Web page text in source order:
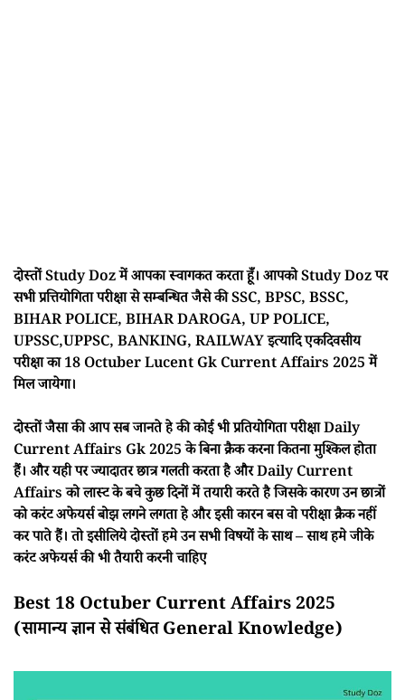
दोस्तों Study Doz में आपका स्वागकत करता हूँ। आपको Study Doz पर
सभी प्रत्तियोगिता परीक्षा से सम्बन्धित जैसे की SSC, BPSC, BSSC,
BIHAR POLICE, BIHAR DAROGA, UP POLICE,
UPSSC,UPPSC, BANKING, RAILWAY इत्यादि एकदिवसीय
परीक्षा का 18 Octuber Lucent Gk Current Affairs 2025 में
मिल जायेगा।
दोस्तों जैसा की आप सब जानते हे की कोई भी प्रतियोगिता परीक्षा Daily
Current Affairs Gk 2025 के बिना क्रैक करना कितना मुश्किल होता
हैं। और यही पर ज्यादातर छात्र गलती करता है और Daily Current
Affairs को लास्ट के बचे कुछ दिनों में तयारी करते है जिसके कारण उन छात्रों
को करंट अफेयर्स बोझ लगने लगता हे और इसी कारन बस वो परीक्षा क्रैक नहीं
कर पाते हैं। तो इसीलिये दोस्तों हमे उन सभी विषयों के साथ – साथ हमे जीके
करंट अफेयर्स की भी तैयारी करनी चाहिए
Best 18 Octuber Current Affairs 2025
(सामान्य ज्ञान से संबंधित General Knowledge)